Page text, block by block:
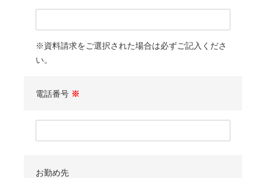
※資料請求をご選択された場合は必ずご記入くださ
い。
電話番号 ※
お勤め先